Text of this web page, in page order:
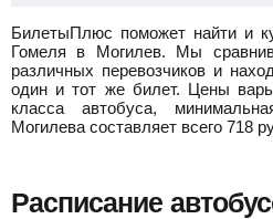
БилетыПлюс поможет найти и
Гомеля в Могилев.
Мы
различных перевозчиков и
один и тот же билет. Цены
класса автобуса,
Могилева составляет всего 718
Расписание